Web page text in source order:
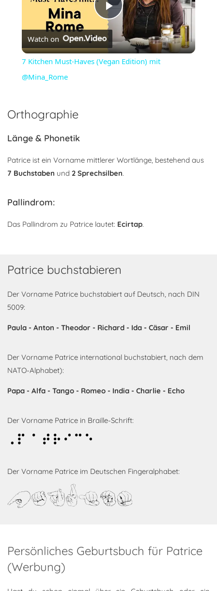
Play
Video
Watch on
7 Kitchen Must-Haves (Vegan Edition) mit
@Mina_Rome
Orthographie
Länge & Phonetik
Patrice ist ein Vorname mittlerer Wortlänge, bestehend aus
7 Buchstaben und 2 Sprechsilben.
Pallindrom:
Das Pallindrom zu Patrice lautet: Ecirtap.
Patrice buchstabieren
Der Vorname Patrice buchstabiert auf Deutsch, nach DIN
5009:
Paula - Anton - Theodor - Richard - Ida - Cäsar - Emil
Der Vorname Patrice international buchstabiert, nach dem
NATO-Alphabet):
Papa - Alfa - Tango - Romeo - India - Charlie - Echo
Der Vorname Patrice in Braille-Schrift:
Patrice
Der Vorname Patrice im Deutschen Fingeralphabet:
Patrice
Persönliches Geburtsbuch für Patrice
(Werbung)